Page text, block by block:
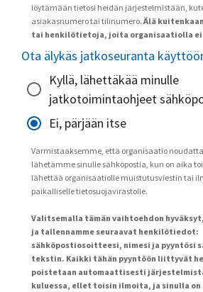
löytämään tietosi heidän järjestelmistään,
asiakasnumero tai tilinumero. Älä
tai henkilötietoja, joita organisaatiolla ei
Ota älykäs jatkoseuranta
Kyllä, lähettäkää minulle
jatkotoimintaohjeet
Ei, pärjään itse
Varmistaaksemme, että organisaatio
lähetämme sinulle sähköpostia, kun on aika
lähettää organisaatiolle muistutusviestin tai
paikalliselle tietosuojavirastolle.
Valitsemalla tämän vaihtoehdon
ja tallennamme seuraavat henkilötiedot:
sähköpostiosoitteesi, nimesi ja pyyntösi
tekstin. Kaikki tähän pyyntöön liittyvät
poistetaan automaattisesti
kuluessa, ellet toisin ilmoita, ja sinulla on